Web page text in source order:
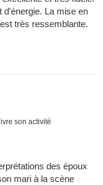
d'énergie. La mise en
très ressemblante.
son activité
des époux
mari à la scène